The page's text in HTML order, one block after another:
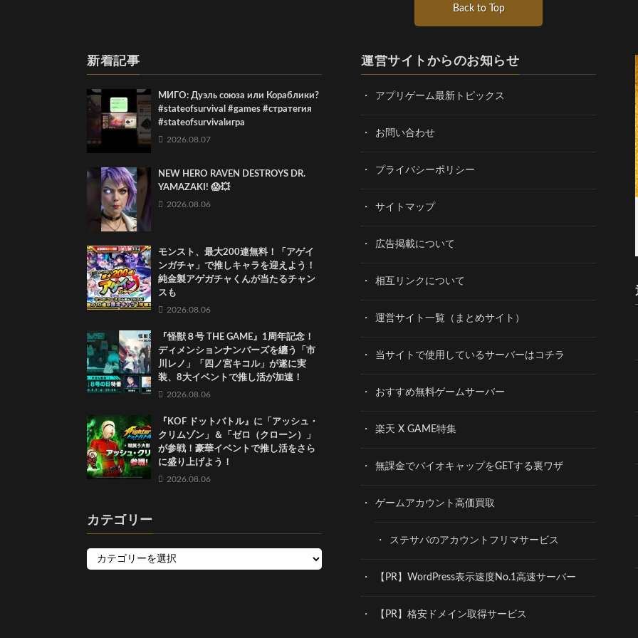
Back to Top
新着記事
МИГО: Дуэль союза или Кораблики?
#stateofsurvival #games #стратегия
#stateofsurvivalигра
2026.08.07
NEW HERO RAVEN DESTROYS DR.
YAMAZAKI! 😱💥
2026.08.06
モンスト、最大200連無料！「アゲイ
ンガチャ」で推しキャラを迎えよう！
純金製アゲガチャくんが当たるチャン
スも
2026.08.06
『怪獣８号 THE GAME』1周年記念！
ディメンションナンバーズを纏う「市
川レノ」「四ノ宮キコル」が遂に実
装、8大イベントで推し活が加速！
2026.08.06
『KOF ドットバトル』に「アッシュ・
クリムゾン」＆「ゼロ（クローン）」
が参戦！豪華イベントで推し活をさら
に盛り上げよう！
2026.08.06
カテゴリー
運営サイトからのお知らせ
アプリゲーム最新トピックス
お問い合わせ
プライバシーポリシー
サイトマップ
広告掲載について
相互リンクについて
運営サイト一覧（まとめサイト）
当サイトで使用しているサーバーはコチラ
おすすめ無料ゲームサーバー
楽天 X GAME特集
無課金でバイオキャップをGETする裏ワザ
ゲームアカウント高価買取
ステサバのアカウントフリマサービス
【PR】WordPress表示速度No.1高速サーバー
【PR】格安ドメイン取得サービス